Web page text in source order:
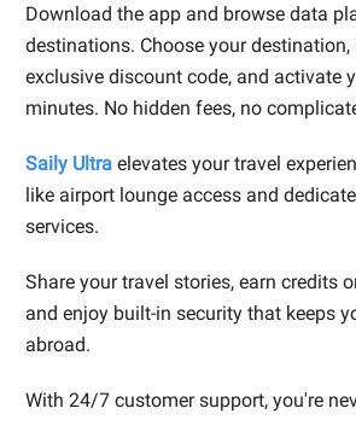
Download the app and browse data
destinations. Choose your
exclusive discount code, and activate
minutes. No hidden fees, no
Saily Ultra elevates your travel
like airport lounge access and
services.
Share your travel stories, earn credits
and enjoy built-in security that keeps
abroad.
With 24/7 customer support, you're